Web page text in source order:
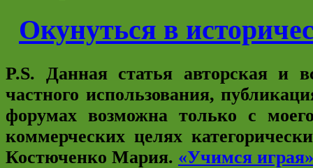
Окунуться в
P.S. Данная статья авторская и
частного использования,
форумах возможна только с
коммерческих целях
Костюченко Мария. «Учимся играя»